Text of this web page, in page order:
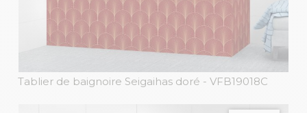
Tablier de baignoire Seigaihas doré - VFB19018C